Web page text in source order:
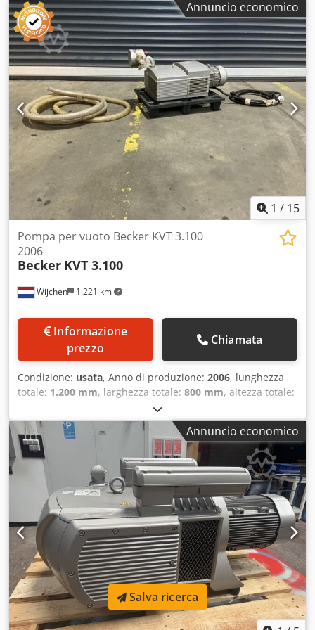
sistemi di trasporto a vuoto ventose e tavoli a vuoto
automazione industriale
Annuncio economico
1 / 15
Wijchen 1.221 km
Pompa per vuoto Becker KVT 3.100
2006
Becker KVT 3.100
prezzo
Chiamata
Condizione: usata, Anno di produzione: 2006, lunghezza
totale: 1.200 mm, larghezza totale: 800 mm, altezza totale:
, Colore: grigio Prezzo: su richiesta - Anno di
costruzione: 2006 - Documentazione disponibile: no -
Certificato CE: no - Numero di serie: D2097712 -
Dimensioni di trasporto: 1200 mm x 800 mm x 700 mm (l x
p x h) - Colli di spedizione [pezzi]: 1 Informazioni
finanziarie IVA: Il prezzo indicato è al netto dell’IVA
Dwsdpfoywxpxox Ak Doa IVA/fatturazione differenziata: IVA
detraibile per operatori economici Consegna e permuta
possibili in qualsiasi momento per qualsiasi articolo del
settore industriale. Yorick Diebels
Annuncio economico
Salva ricerca